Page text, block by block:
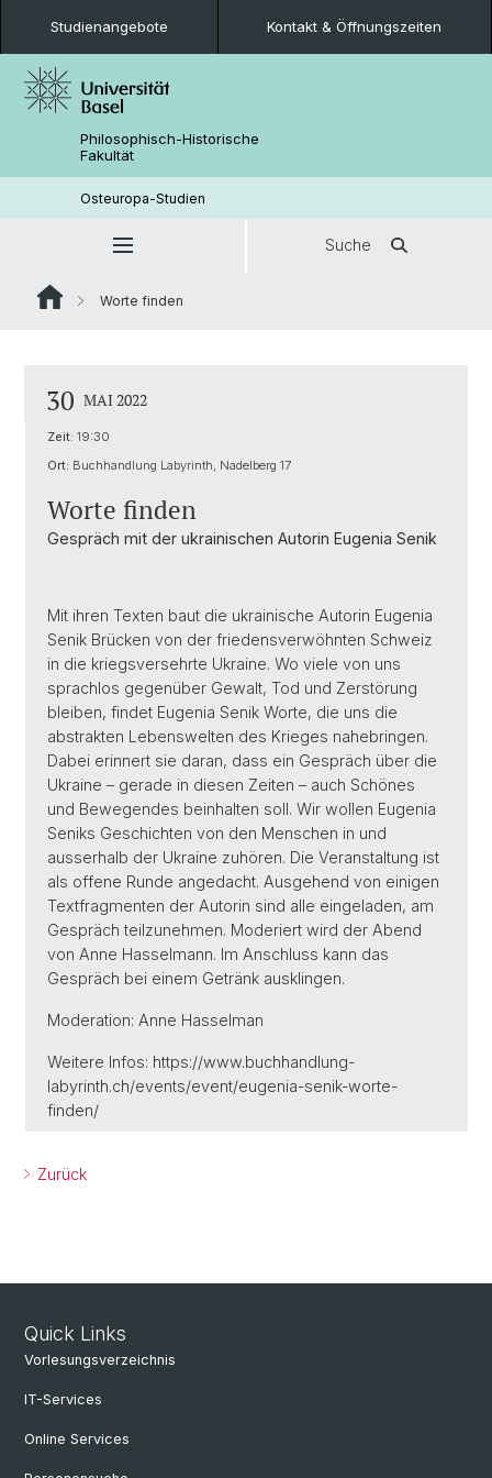
Studienangebote Kontakt & Öffnungszeiten
Philosophisch-Historische
Fakultät
Osteuropa-Studien
Suche
Worte finden
30 MAI 2022
Zeit: 19:30
Ort: Buchhandlung Labyrinth, Nadelberg 17
Worte finden
Gespräch mit der ukrainischen Autorin Eugenia Senik
Mit ihren Texten baut die ukrainische Autorin Eugenia
Senik Brücken von der friedensverwöhnten Schweiz
in die kriegsversehrte Ukraine. Wo viele von uns
sprachlos gegenüber Gewalt, Tod und Zerstörung
bleiben, findet Eugenia Senik Worte, die uns die
abstrakten Lebenswelten des Krieges nahebringen.
Dabei erinnert sie daran, dass ein Gespräch über die
Ukraine – gerade in diesen Zeiten – auch Schönes
und Bewegendes beinhalten soll. Wir wollen Eugenia
Seniks Geschichten von den Menschen in und
ausserhalb der Ukraine zuhören. Die Veranstaltung ist
als offene Runde angedacht. Ausgehend von einigen
Textfragmenten der Autorin sind alle eingeladen, am
Gespräch teilzunehmen. Moderiert wird der Abend
von Anne Hasselmann. Im Anschluss kann das
Gespräch bei einem Getränk ausklingen.
Moderation: Anne Hasselman
Weitere Infos: https://www.buchhandlung-
labyrinth.ch/events/event/eugenia-senik-worte-
finden/
Zurück
Quick Links
Vorlesungsverzeichnis
IT-Services
Online Services